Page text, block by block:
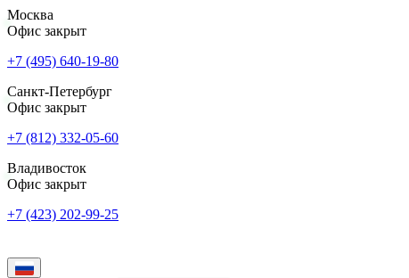
Москва
Офис закрыт
+7 (495) 640-19-80
Санкт-Петербург
Офис закрыт
+7 (812) 332-05-60
Владивосток
Офис закрыт
+7 (423) 202-99-25